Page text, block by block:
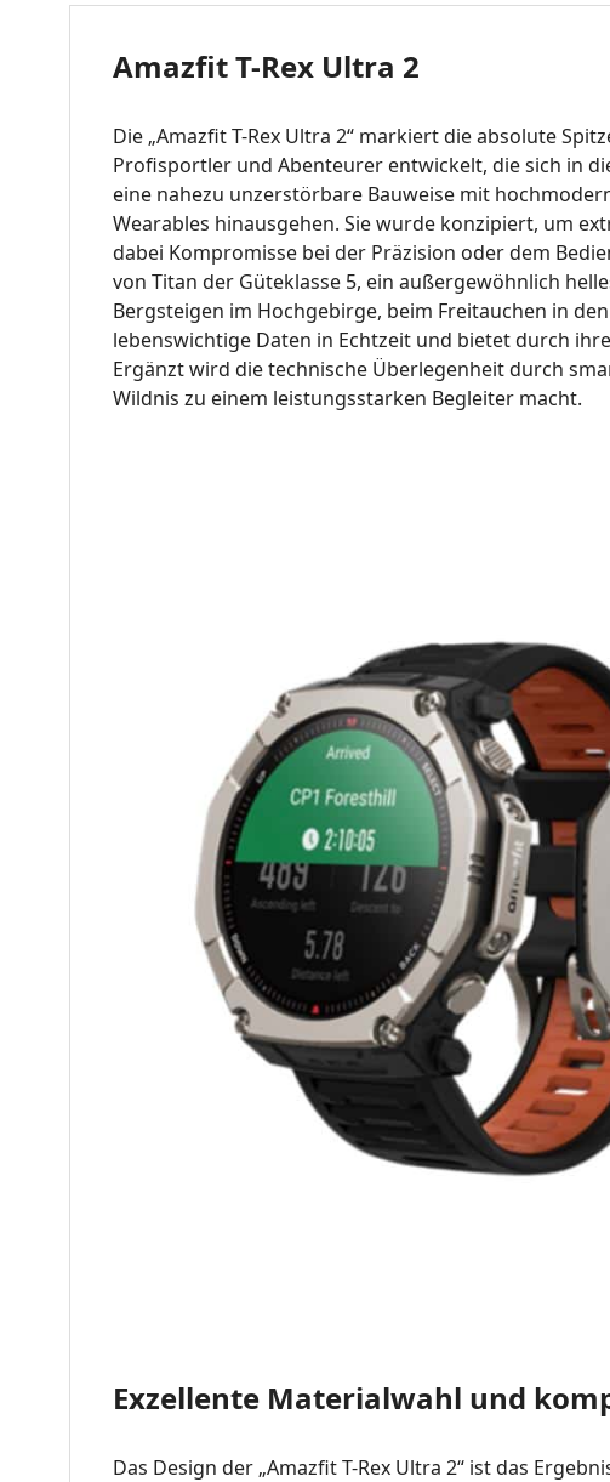
Amazfit T-Rex Ultra 2
Die „Amazfit T-Rex Ultra 2“ markiert die absolute
Profisportler und Abenteurer entwickelt, die sich in
eine nahezu unzerstörbare Bauweise mit
Wearables hinausgehen. Sie wurde konzipiert, um
dabei Kompromisse bei der Präzision oder dem
von Titan der Güteklasse 5, ein außergewöhnlich
Bergsteigen im Hochgebirge, beim Freitauchen in
lebenswichtige Daten in Echtzeit und bietet durch
Ergänzt wird die technische Überlegenheit durch
Wildnis zu einem leistungsstarken Begleiter macht.
Exzellente Materialwahl und
Das Design der „Amazfit T-Rex Ultra 2“ ist das